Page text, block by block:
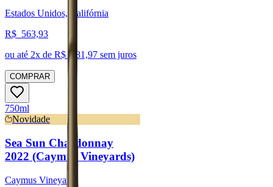
Estados Unidos, Califórnia
R$ 563,93
ou até 2x de R$ 281,97 sem juros
COMPRAR
750ml
Novidade
Sea Sun Chardonnay
2022 (Caymus Vineyards)
Caymus Vineyards